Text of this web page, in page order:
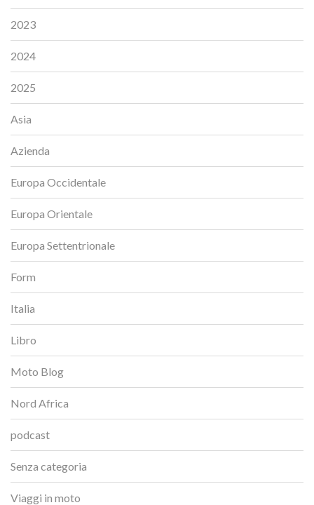
2023
2024
2025
Asia
Azienda
Europa Occidentale
Europa Orientale
Europa Settentrionale
Form
Italia
Libro
Moto Blog
Nord Africa
podcast
Senza categoria
Viaggi in moto